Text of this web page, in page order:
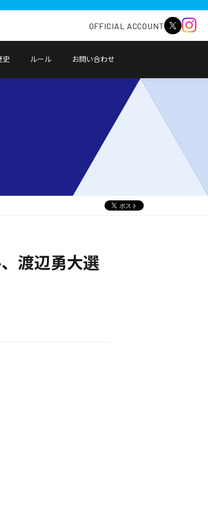
OFFICIAL ACCOUNT
史 ルール お問い合わせ
ウ
ド
ウ
渡辺勇大選